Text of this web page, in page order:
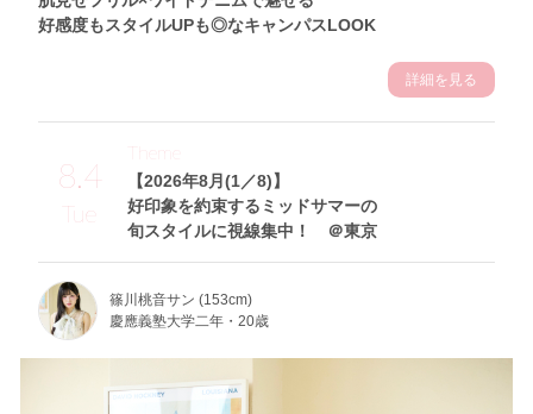
好感度もスタイルUPも◎なキャンパスLOOK
詳細を見る
8.4
Tue
【2026年8月(1／8)】
好印象を約束するミッドサマーの
旬スタイルに視線集中！ ＠東京
Theme
篠川桃音サン (153cm)
慶應義塾大学二年・20歳